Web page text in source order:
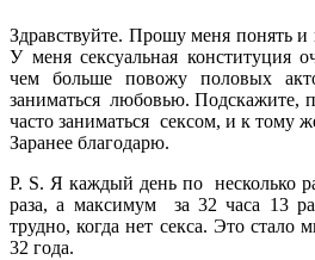
Здравствуйте. Прошу меня понять
У меня сексуальная конституция
чем больше повожу половых
заниматься любовью. Подскажите,
часто заниматься сексом, и к тому
Заранее благодарю.
P. S. Я каждый день по несколько
раза, а максимум за 32 часа 13
трудно, когда нет секса. Это стало
32 года.